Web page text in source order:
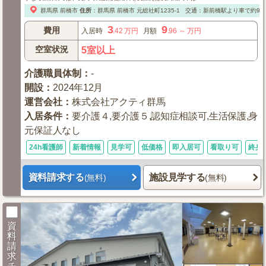
群馬県 前橋市 住所： 群馬県 前橋市元総社町1235-1 交通：新前橋駅より車で約9
費用 入居時 3.42 万円 月額 9.96 ～万円
空室状況 5室以上
介護職員体制 ：-
開設 ： 2024年12月
運営会社 ：株式会社アクティ群馬
入居条件：要介護４,要介護５,認知症相談可,生活保護,身
元保証人なし
24h看護師 新着情報 見学可 低価格 即入居可 看取り可 終身
資料請求する(無料) 施設見学する(無料)
資
料
請
求